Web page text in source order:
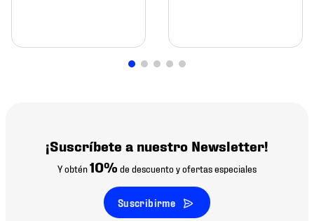
¡Suscríbete a nuestro Newsletter!
Y obtén10% de descuento y ofertas especiales
Suscribirme